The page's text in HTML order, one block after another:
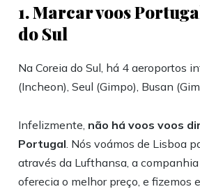
1. Marcar voos
do Sul
Na Coreia do Sul, há 4 aeroportos
(Incheon), Seul (Gimpo), Busan
Infelizmente, não há voos voos
Portugal. Nós voámos de Lisboa
através da Lufthansa, a
oferecia o melhor preço, e fizemos